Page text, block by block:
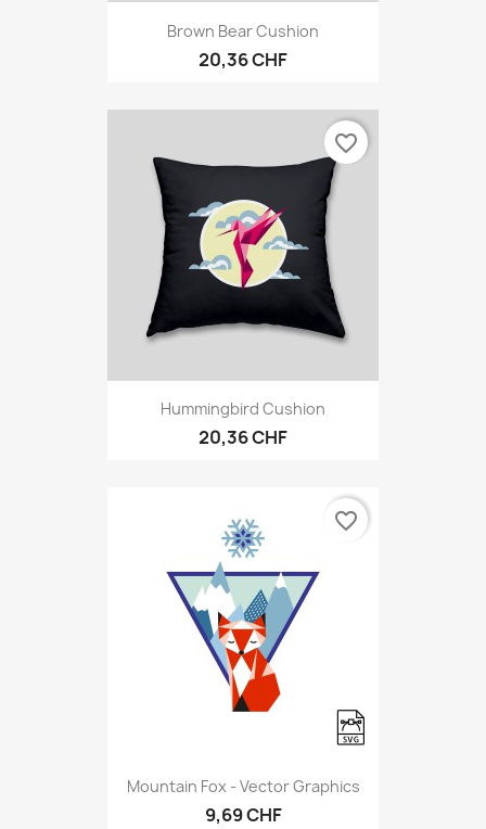
Brown Bear Cushion
20,36 CHF
Hummingbird Cushion
20,36 CHF
favorite_border
Mountain Fox - Vector Graphics
9,69 CHF
favorite_border